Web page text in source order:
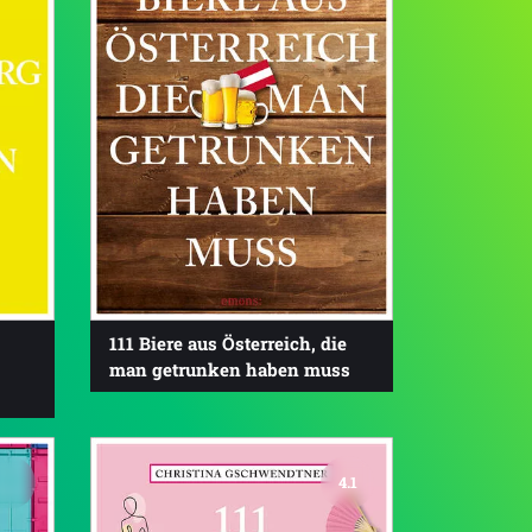
111 Biere aus Österreich, die
man getrunken haben muss
4.1